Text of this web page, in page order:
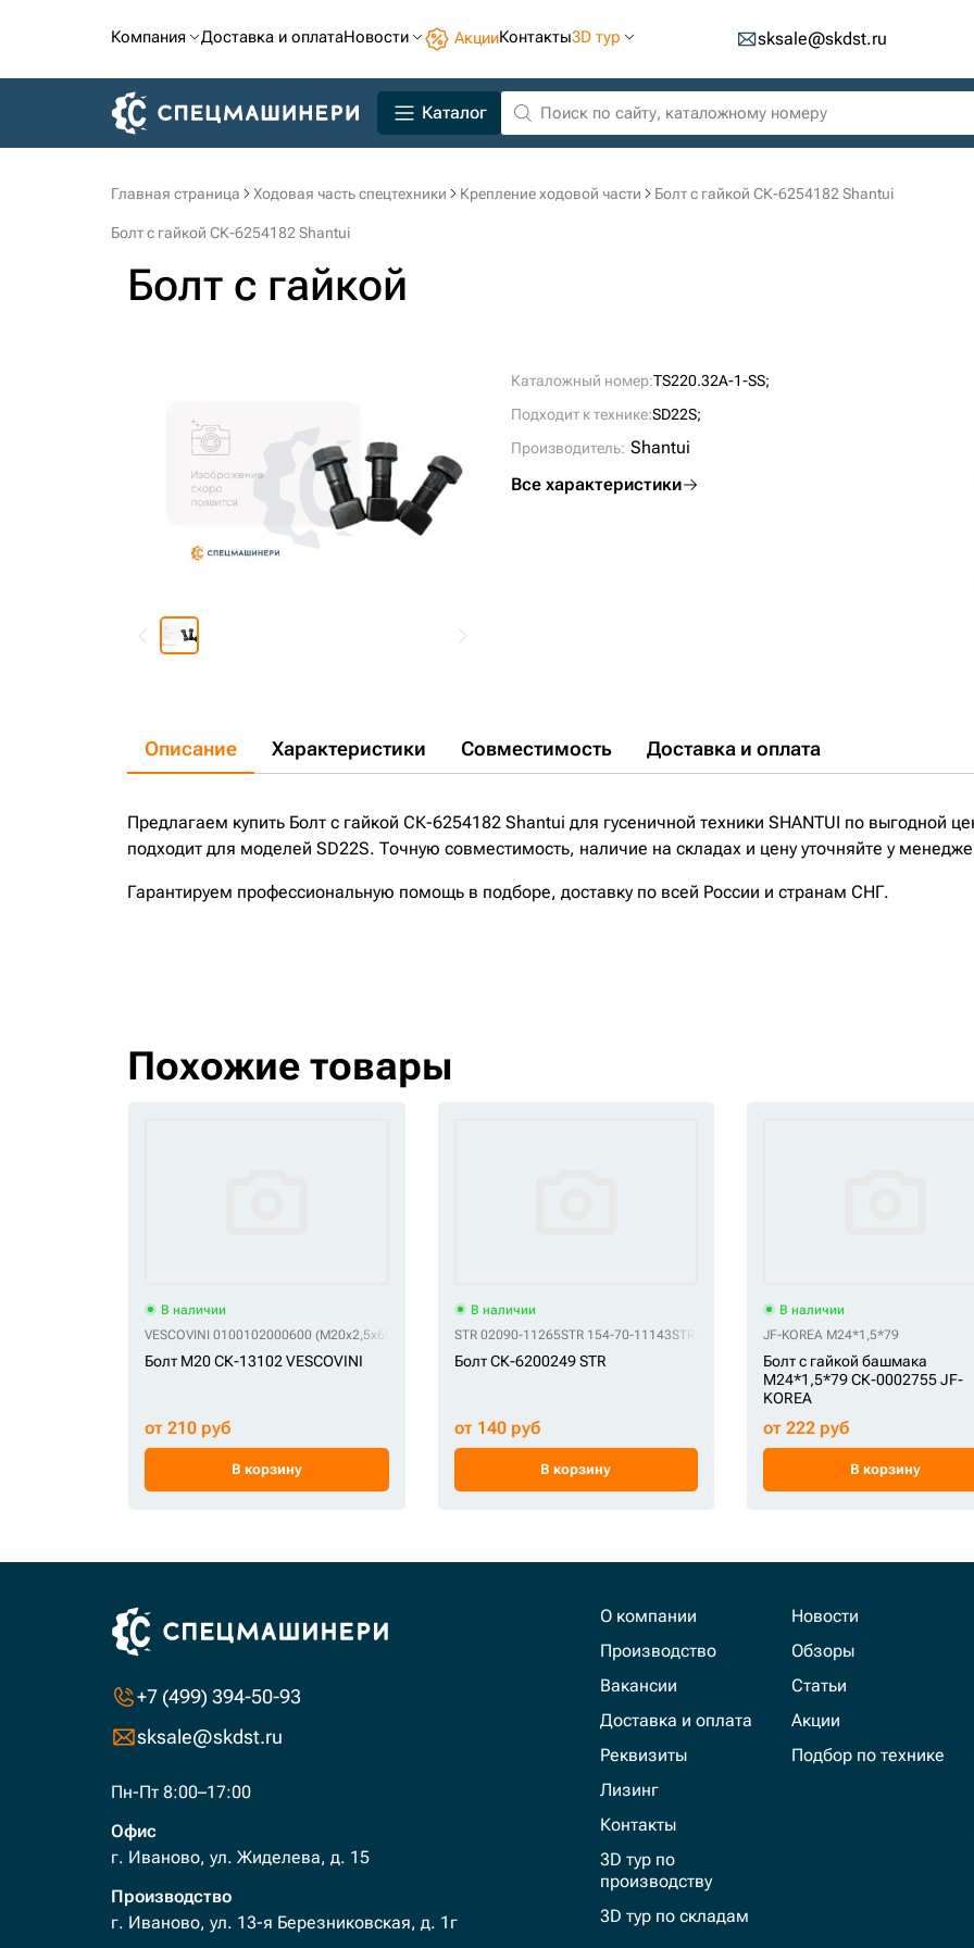
Компания Доставка и оплатаНовости АкцииКонтакты3D тур sksale@skdst.ru
Каталог
Главная страница Ходовая часть спецтехники Крепление ходовой части Болт с гайкой СК-6254182 Shantui
Болт с гайкой СК-6254182 Shantui
Болт с гайкой
Каталожный номер:TS220.32A-1-SS;
Подходит к технике:SD22S;
Производитель: Shantui
Все характеристики
Описание Характеристики Совместимость Доставка и оплата
Предлагаем купить Болт с гайкой СК-6254182 Shantui для гусеничной техники SHANTUI по выгодной
подходит для моделей SD22S. Точную совместимость, наличие на складах и цену уточняйте у
Гарантируем профессиональную помощь в подборе, доставку по всей России и странам СНГ.
Похожие товары
В наличии
VESCOVINI 0100102000600 (M20x2,5x60)
VESCOVINI 01010-32060 (болт защиты катка D355) VESCOVINI 01010-52060VESCOVINI 01010-
Болт M20 СК-13102 VESCOVINI
от 210 руб
В корзину
В наличии
STR 02090-11265STR 154-70-11143STR 154-70-11143A-SSSTR 154-71-41270
Болт СК-6200249 STR
от 140 руб
В корзину
В наличии
JF-KOREA M24*1,5*79
Болт с гайкой башмака
M24*1,5*79 СК-0002755 JF-
KOREA
от 222 руб
В корзину
+7 (499) 394-50-93
sksale@skdst.ru
Пн-Пт 8:00–17:00
Офис
г. Иваново, ул. Жиделева, д. 15
Производство
г. Иваново, ул. 13-я Березниковская, д. 1г
О компании
Производство
Вакансии
Доставка и оплата
Реквизиты
Лизинг
Контакты
3D тур по
производству
3D тур по складам
Новости
Обзоры
Статьи
Акции
Подбор по технике